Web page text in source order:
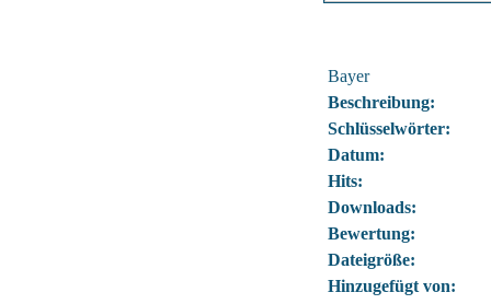
Bayer
Beschreibung:
Schlüsselwörter:
Datum:
Hits:
Downloads:
Bewertung:
Dateigröße:
Hinzugefügt von: